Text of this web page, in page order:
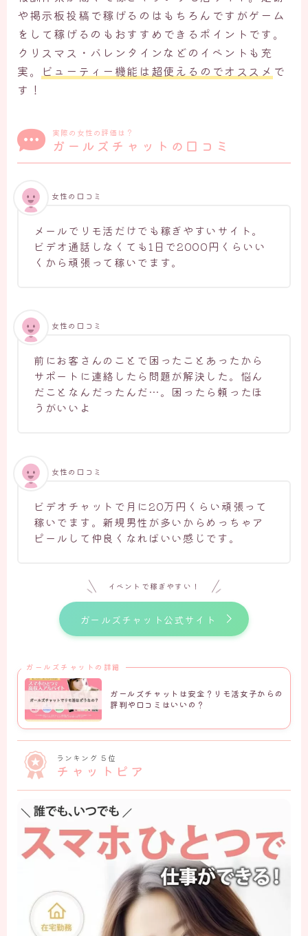
や掲示板投稿で稼げるのはもちろんですがゲーム
をして稼げるのもおすすめできるポイントです。
クリスマス・バレンタインなどのイベントも充
実。
ビューティー機能は超使えるのでオススメ で
す！
実際の女性の評価は？
ガールズチャットの口コミ
メールでリモ活だけでも稼ぎやすいサイト。
ビデオ通話しなくても1日で2000円くらいい
くから頑張って稼いでます。
女性の口コミ
前にお客さんのことで困ったことあったから
サポートに連絡したら問題が解決した。悩ん
だことなんだったんだ…。困ったら頼ったほ
うがいいよ
女性の口コミ
ビデオチャットで月に20万円くらい頑張って
稼いでます。新規男性が多いからめっちゃア
ピールして仲良くなればいい感じです。
女性の口コミ
イベントで稼ぎやすい！
ガールズチャット公式サイト
ガールズチャットの詳細
ガールズチャットは安全？リモ活女子からの
評判や口コミはいいの？
ランキング ５位
チャットピア